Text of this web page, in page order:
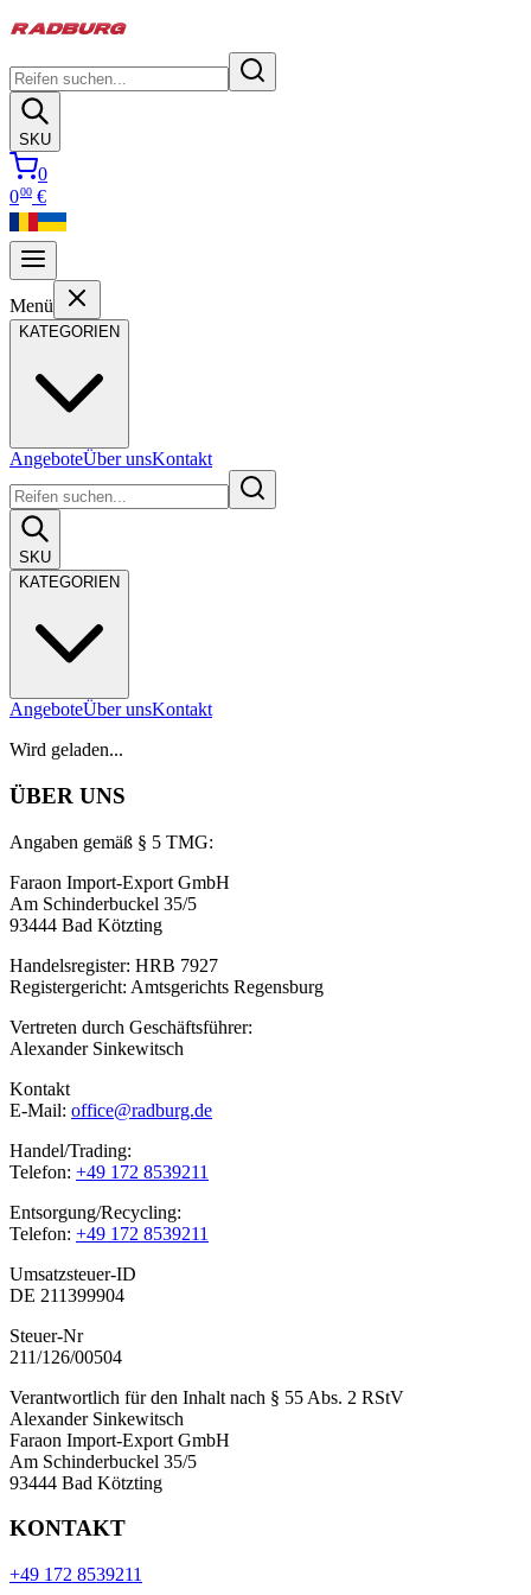
SKU
0
000 €
Menü
KATEGORIEN
AngeboteÜber unsKontakt
SKU
KATEGORIEN
AngeboteÜber unsKontakt
Wird geladen...
ÜBER UNS
Angaben gemäß § 5 TMG:
Faraon Import-Export GmbH
Am Schinderbuckel 35/5
93444 Bad Kötzting
Handelsregister: HRB 7927
Registergericht: Amtsgerichts Regensburg
Vertreten durch Geschäftsführer:
Alexander Sinkewitsch
Kontakt
E-Mail: office@radburg.de
Handel/Trading:
Telefon: +49 172 8539211
Entsorgung/Recycling:
Telefon: +49 172 8539211
Umsatzsteuer-ID
DE 211399904
Steuer-Nr
211/126/00504
Verantwortlich für den Inhalt nach § 55 Abs. 2 RStV
Alexander Sinkewitsch
Faraon Import-Export GmbH
Am Schinderbuckel 35/5
93444 Bad Kötzting
KONTAKT
+49 172 8539211